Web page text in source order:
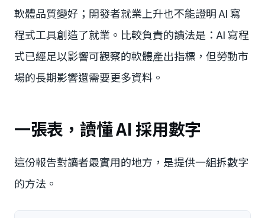
軟體品質變好；開發者就業上升也不能證明 AI 寫
程式工具創造了就業。比較負責的讀法是：AI 寫程
式已經足以影響可觀察的軟體產出指標，但勞動市
場的長期影響還需要更多資料。
一張表，讀懂 AI 採用數字
這份報告對讀者最實用的地方，是提供一組拆數字
的方法。